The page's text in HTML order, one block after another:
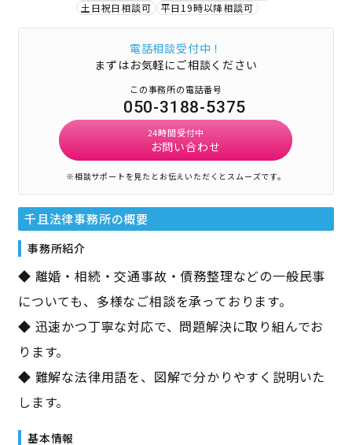
土日祝日相談可
平日19時以降相談可
電話相談受付中！
まずはお気軽にご相談ください
この事務所の電話番号
050-3188-5375
24時間受付中
お問い合わせ
※相談サポートを見たとお伝えいただくとスムーズです。
千且法律事務所の概要
事務所紹介
◆ 離婚・相続・交通事故・債務整理などの一般民事
についても、多様なご相談を承っております。
◆ 迅速かつ丁寧な対応で、問題解決に取り組んでお
ります。
◆ 難解な法律用語を、図解で分かりやすく説明いた
します。
基本情報